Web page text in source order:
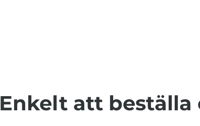
Enkelt att beställa